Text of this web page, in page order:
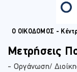
Ο ΟΙΚΟΔΟΜΟΣ -
Μετρήσεις
- Οργάνωση/